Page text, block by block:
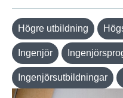
Högre utbildning
Ingenjör
Ingenjörsutbildningar